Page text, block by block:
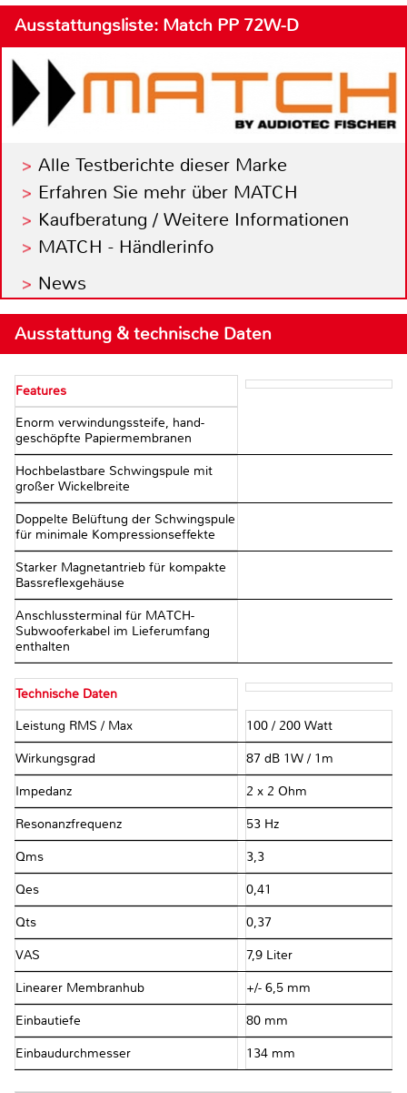
Ausstattungsliste: Match PP 72W-D
Alle Testberichte dieser Marke
Erfahren Sie mehr über MATCH
Kaufberatung / Weitere Informationen
MATCH - Händlerinfo
News
Ausstattung & technische Daten
Features
Enorm verwindungssteife, hand-
geschöpfte Papiermembranen
Hochbelastbare Schwingspule mit
großer Wickelbreite
Doppelte Belüftung der Schwingspule
für minimale Kompressionseffekte
Starker Magnetantrieb für kompakte
Bassreflexgehäuse
Anschlussterminal für MATCH-
Subwooferkabel im Lieferumfang
enthalten
Technische Daten
Leistung RMS / Max 100 / 200 Watt
Wirkungsgrad 87 dB 1W / 1m
Impedanz 2 x 2 Ohm
Resonanzfrequenz 53 Hz
Qms 3,3
Qes 0,41
Qts 0,37
VAS 7,9 Liter
Linearer Membranhub +/- 6,5 mm
Einbautiefe 80 mm
Einbaudurchmesser 134 mm